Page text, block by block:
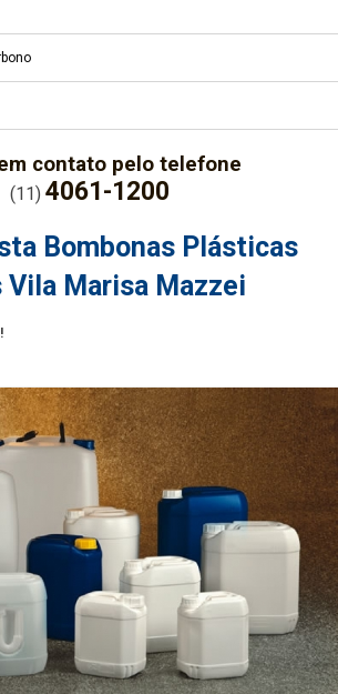
contato pelo telefone
(11) 4061-1200
Bombonas Plásticas
Vila Marisa Mazzei